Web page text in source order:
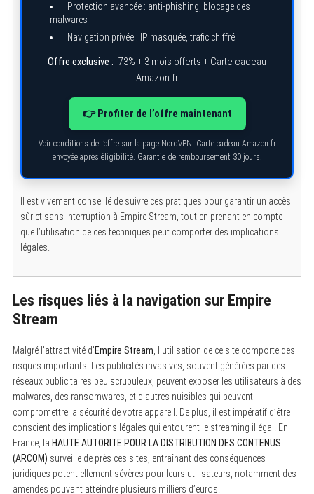
Protection avancée : anti-phishing, blocage des
malwares
Navigation privée : IP masquée, trafic chiffré
Offre exclusive : -73% + 3 mois offerts + Carte cadeau
Amazon.fr
👉 Profiter de l’offre maintenant
Voir conditions de l’offre sur la page NordVPN. Carte cadeau Amazon.fr
envoyée après éligibilité. Garantie de remboursement 30 jours.
Il est vivement conseillé de suivre ces pratiques pour garantir un accès
sûr et sans interruption à Empire Stream, tout en prenant en compte
que l’utilisation de ces techniques peut comporter des implications
légales.
Les risques liés à la navigation sur Empire
Stream
Malgré l’attractivité d’Empire Stream , l’utilisation de ce site comporte des
risques importants. Les publicités invasives, souvent générées par des
réseaux publicitaires peu scrupuleux, peuvent exposer les utilisateurs à des
malwares, des ransomwares, et d’autres nuisibles qui peuvent
compromettre la sécurité de votre appareil. De plus, il est impératif d’être
conscient des implications légales qui entourent le streaming illégal. En
France, la HAUTE AUTORITE POUR LA DISTRIBUTION DES CONTENUS
(ARCOM) surveille de près ces sites, entraînant des conséquences
juridiques potentiellement sévères pour leurs utilisateurs, notamment des
amendes pouvant atteindre plusieurs milliers d’euros.
S
e
a
c
h
f
r
: